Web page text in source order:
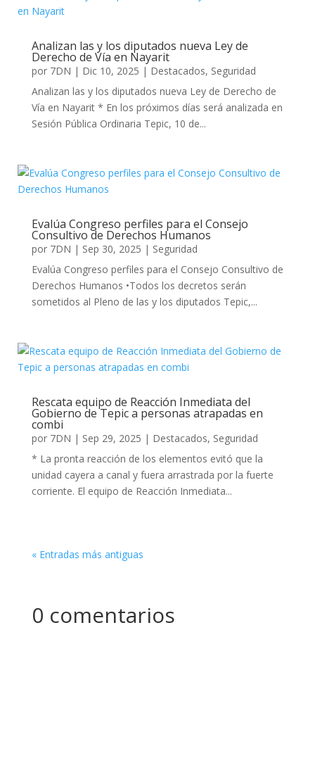
Analizan las y los diputados nueva Ley de
Derecho de Vía en Nayarit
por 7DN | Dic 10, 2025 | Destacados, Seguridad
Analizan las y los diputados nueva Ley de Derecho de
Vía en Nayarit * En los próximos días será analizada en
Sesión Pública Ordinaria Tepic, 10 de...
Evalúa Congreso perfiles para el Consejo
Consultivo de Derechos Humanos
por 7DN | Sep 30, 2025 | Seguridad
Evalúa Congreso perfiles para el Consejo Consultivo de
Derechos Humanos •Todos los decretos serán
sometidos al Pleno de las y los diputados Tepic,...
Rescata equipo de Reacción Inmediata del
Gobierno de Tepic a personas atrapadas en
combi
por 7DN | Sep 29, 2025 | Destacados, Seguridad
* La pronta reacción de los elementos evitó que la
unidad cayera a canal y fuera arrastrada por la fuerte
corriente. El equipo de Reacción Inmediata...
« Entradas más antiguas
0 comentarios